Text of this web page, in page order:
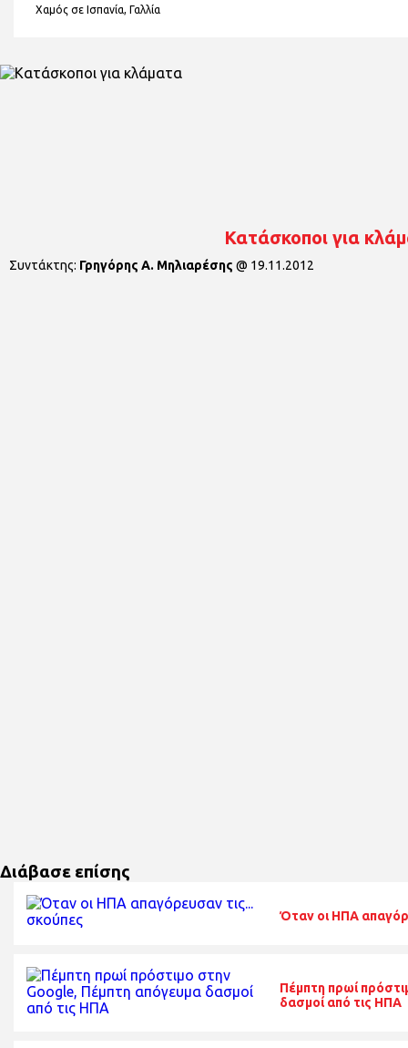
Χαμός σε Ισπανία, Γαλλία
Κατάσκοποι για
Συντάκτης: Γρηγόρης Α. Μηλιαρέσης @ 19.11.2012
Διάβασε επίσης
Όταν οι ΗΠΑ
Πέμπτη πρωί
δασμοί από τις ΗΠΑ